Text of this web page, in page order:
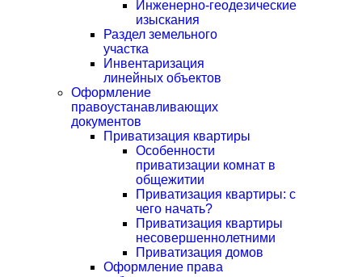
Инженерно-геодезические
изыскания
Раздел земельного
участка
Инвентаризация
линейных объектов
Оформление
правоустанавливающих
документов
Приватизация квартиры
Особенности
приватизации комнат в
общежитии
Приватизация квартиры: с
чего начать?
Приватизация квартиры
несовершеннолетними
Приватизация домов
Оформление права